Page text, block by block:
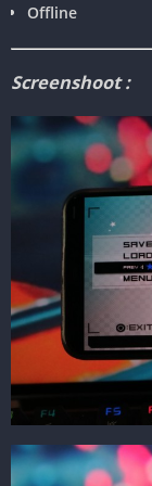
Offline
Screenshoot :